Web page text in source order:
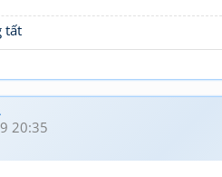
tất
20:35